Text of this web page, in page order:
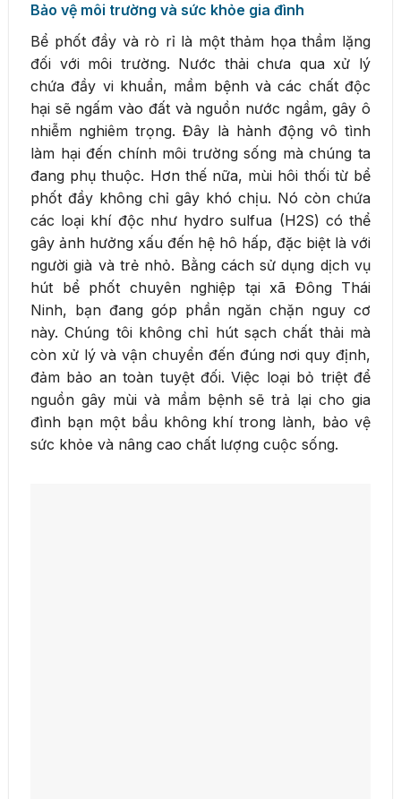
Bảo vệ môi trường và sức khỏe gia đình
Bể phốt đầy và rò rỉ là một thảm họa thầm lặng
đối với môi trường. Nước thải chưa qua xử lý
chứa đầy vi khuẩn, mầm bệnh và các chất độc
hại sẽ ngấm vào đất và nguồn nước ngầm, gây ô
nhiễm nghiêm trọng. Đây là hành động vô tình
làm hại đến chính môi trường sống mà chúng ta
đang phụ thuộc. Hơn thế nữa, mùi hôi thối từ bể
phốt đầy không chỉ gây khó chịu. Nó còn chứa
các loại khí độc như hydro sulfua (H2S) có thể
gây ảnh hưởng xấu đến hệ hô hấp, đặc biệt là với
người già và trẻ nhỏ. Bằng cách sử dụng dịch vụ
hút bể phốt chuyên nghiệp tại xã Đông Thái
Ninh, bạn đang góp phần ngăn chặn nguy cơ
này. Chúng tôi không chỉ hút sạch chất thải mà
còn xử lý và vận chuyển đến đúng nơi quy định,
đảm bảo an toàn tuyệt đối. Việc loại bỏ triệt để
nguồn gây mùi và mầm bệnh sẽ trả lại cho gia
đình bạn một bầu không khí trong lành, bảo vệ
sức khỏe và nâng cao chất lượng cuộc sống.